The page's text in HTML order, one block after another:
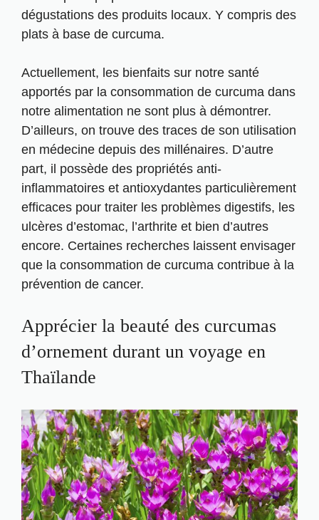
dégustations des produits locaux. Y compris des
plats à base de curcuma.
Actuellement, les bienfaits sur notre santé
apportés par la consommation de curcuma dans
notre alimentation ne sont plus à démontrer.
D’ailleurs, on trouve des traces de son utilisation
en médecine depuis des millénaires. D’autre
part, il possède des propriétés anti-
inflammatoires et antioxydantes particulièrement
efficaces pour traiter les problèmes digestifs, les
ulcères d’estomac, l’arthrite et bien d’autres
encore. Certaines recherches laissent envisager
que la consommation de curcuma contribue à la
prévention de cancer.
Apprécier la beauté des curcumas
d’ornement durant un voyage en
Thaïlande